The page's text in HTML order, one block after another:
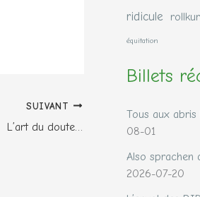
SUIVANT
L’art du doute…
ridicule rollkur
équitation
Billets
Tous aux abris
08-01
Also sprachen
2026-07-20